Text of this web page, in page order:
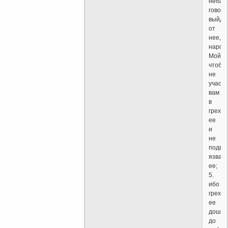
выйди
от
нее,
народ
Мой,
чтобы
не
вам
в
грехах
ее
и
не
язвам
ее;
5.
ибо
грехи
ее
дошли
до